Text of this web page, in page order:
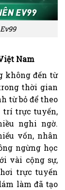
Nam
không đến từ
thời gian
từ bỏ để theo
trí trực tuyến,
nghi ngờ.
vốn, nhân
ngừng học
vài cộng sự,
trực tuyến
làm đã tạo